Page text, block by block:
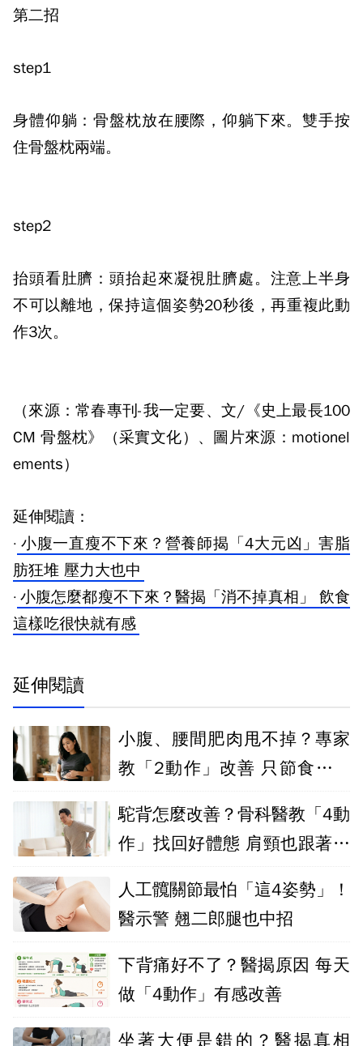
第二招
step1
身體仰躺：骨盤枕放在腰際，仰躺下來。雙手按
住骨盤枕兩端。
step2
抬頭看肚臍：頭抬起來凝視肚臍處。注意上半身
不可以離地，保持這個姿勢20秒後，再重複此動
作3次。
（來源：常春專刊-我一定要、文/《史上最長100
CM 骨盤枕》（采實文化）、圖片來源：motionel
ements）
延伸閱讀：
· 小腹一直瘦不下來？營養師揭「4大元凶」害脂
肪狂堆 壓力大也中
· 小腹怎麼都瘦不下來？醫揭「消不掉真相」 飲食
這樣吃很快就有感
延伸閱讀
小腹、腰間肥肉甩不掉？專家
教「2動作」改善 只節食減重
駝背怎麼改善？骨科醫教「4動
作」找回好體態 肩頸也跟著放
人工髖關節最怕「這4姿勢」！
醫示警 翹二郎腿也中招
下背痛好不了？醫揭原因 每天
做「4動作」有感改善
坐著大便是錯的？醫揭真相